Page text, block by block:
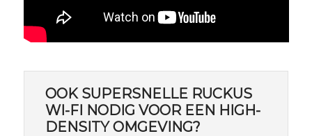
OOK SUPERSNELLE RUCKUS
WI-FI NODIG VOOR EEN HIGH-
DENSITY OMGEVING?